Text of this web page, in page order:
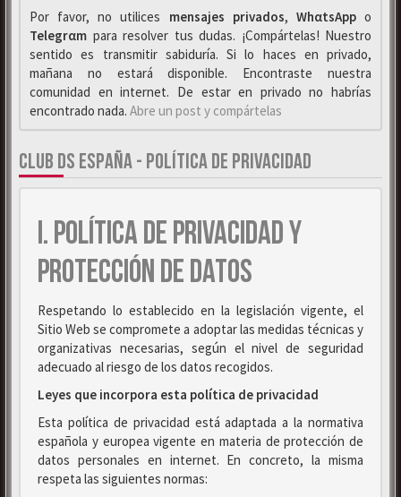
Por favor, no utilices mensajes privados, WhαtsAppo
Telegrαm para resolver tus dudas. ¡Compártelas! Nuestro
sentido es transmitir sabiduría. Si lo haces en privado,
mañana no estará disponible. Encontraste nuestra
comunidad en internet. De estar en privado no habrías
encontrado nada. Abre un post y compártelas
CLUB DS ESPAÑA - POLÍTICA DE PRIVACIDAD
I. POLÍTICA DE PRIVACIDAD Y
PROTECCIÓN DE DATOS
Respetando lo establecido en la legislación vigente, el
Sitio Web se compromete a adoptar las medidas técnicas y
organizativas necesarias, según el nivel de seguridad
adecuado al riesgo de los datos recogidos.
Leyes que incorpora esta política de privacidad
Esta política de privacidad está adaptada a la normativa
española y europea vigente en materia de protección de
datos personales en internet. En concreto, la misma
respeta las siguientes normas: